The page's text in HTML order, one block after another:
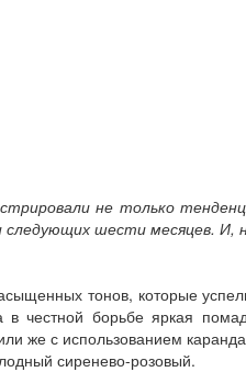
не только
шести месяцев. И,
тонов, которые
в честной борьбе яркая
же с использованием
сиренево-розовый.